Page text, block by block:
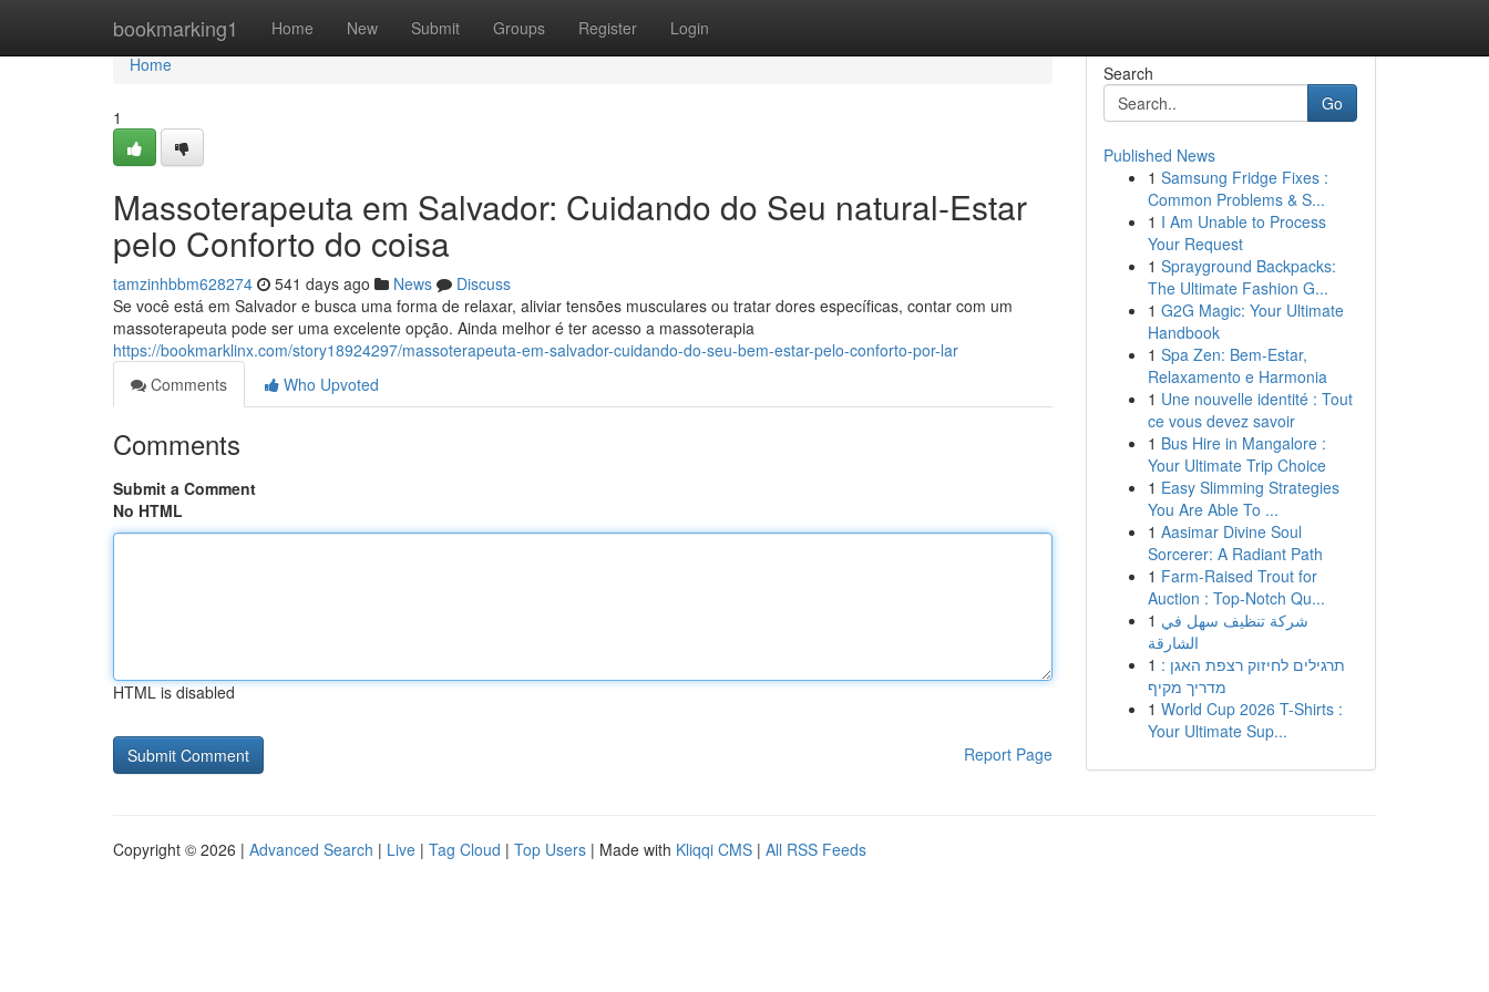
bookmarking1 Home New Submit Groups Register Login
Home
Home
1
Massoterapeuta em Salvador: Cuidando do Seu natural-Estar
pelo Conforto do coisa
tamzinhbbm628274 541 days ago News
Discuss
Se você está em Salvador e busca uma forma de relaxar, aliviar tensões musculares ou tratar dores específicas, contar com um
massoterapeuta pode ser uma excelente opção. Ainda melhor é ter acesso a massoterapia
https://bookmarklinx.com/story18924297/massoterapeuta-em-salvador-cuidando-do-seu-bem-estar-pelo-conforto-por-lar
Comments
Who Upvoted
Comments
Submit a Comment
No HTML
HTML is disabled
Report Page
Search
Go
Published News
1 Samsung Fridge Fixes :
Common Problems & S...
1 I Am Unable to Process
Your Request
1 Sprayground Backpacks:
The Ultimate Fashion G...
1 G2G Magic: Your Ultimate
Handbook
1 Spa Zen: Bem-Estar,
Relaxamento e Harmonia
1 Une nouvelle identité : Tout
ce vous devez savoir
1 Bus Hire in Mangalore :
Your Ultimate Trip Choice
1 Easy Slimming Strategies
You Are Able To ...
1 Aasimar Divine Soul
Sorcerer: A Radiant Path
1 Farm-Raised Trout for
Auction : Top-Notch Qu...
1 شركة تنظيف سهل في
الشارقة
1 תרגילים לחיזוק רצפת האגן :
מדריך מקיף
1 World Cup 2026 T-Shirts :
Your Ultimate Sup...
Copyright © 2026 | Advanced Search | Live | Tag Cloud | Top Users | Made with Kliqqi CMS | All RSS Feeds